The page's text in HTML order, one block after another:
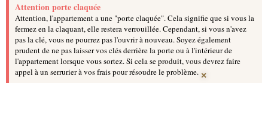
Attention porte claquée
Attention, l'appartement a une "porte claquée". Cela signifie que si vous la
fermez en la claquant, elle restera verrouillée. Cependant, si vous n'avez
pas la clé, vous ne pourrez pas l'ouvrir à nouveau. Soyez également
prudent de ne pas laisser vos clés derrière la porte ou à l'intérieur de
l'appartement lorsque vous sortez. Si cela se produit, vous devrez faire
appel à un serrurier à vos frais pour résoudre le problème. ×